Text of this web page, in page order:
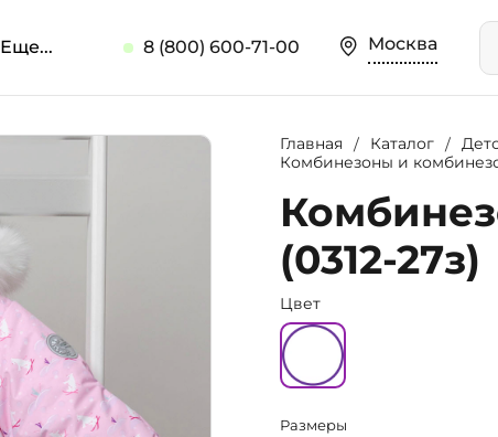
Еще... 8 (800) 600-71-00 Москва
Главная Каталог
Комбинезоны и
(0312-27з)
Цвет
Размеры